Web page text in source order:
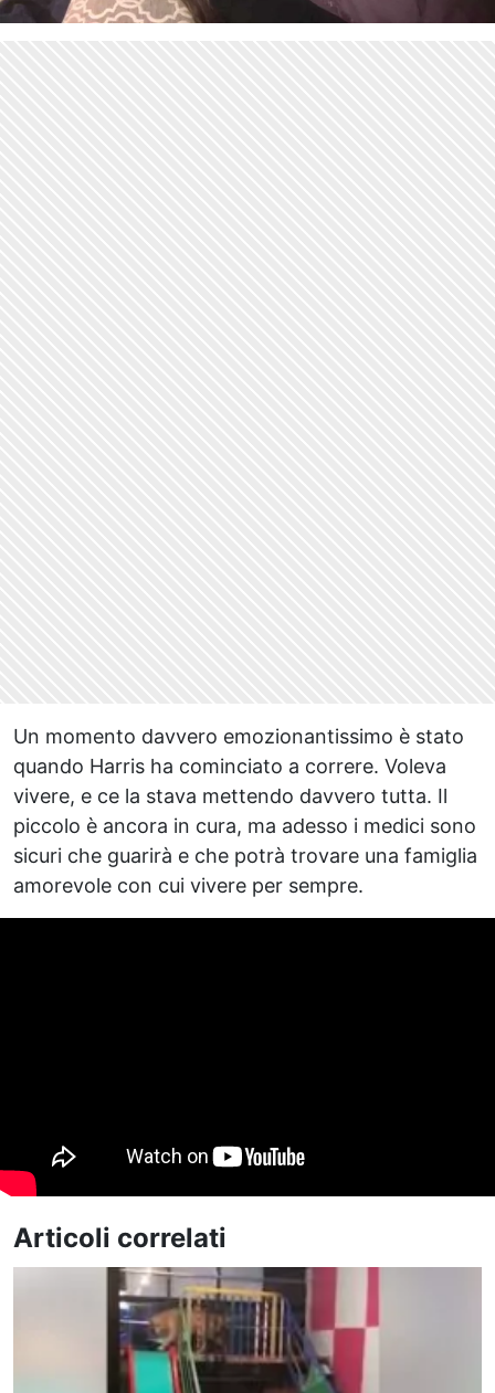
Un momento davvero emozionantissimo è stato
quando Harris ha cominciato a correre. Voleva
vivere, e ce la stava mettendo davvero tutta. Il
piccolo è ancora in cura, ma adesso i medici sono
sicuri che guarirà e che potrà trovare una famiglia
amorevole con cui vivere per sempre.
Articoli correlati